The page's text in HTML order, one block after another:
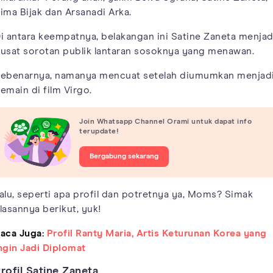
Bijak dan Arsanadi Arka.
antara keempatnya, belakangan ini Satine Zaneta
sorotan publik lantaran sosoknya yang menawan.
namanya mencuat setelah diumumkan
di film Virgo.
Join Whatsapp Channel Orami untuk dapat info
terupdate!
Bergabung sekarang
seperti apa profil dan potretnya ya, Moms? Simak
berikut, yuk!
Juga: Profil Ranty Maria, Artis Keturunan Korea yang
Jadi Diplomat